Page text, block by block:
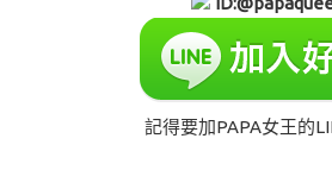
記得要加PAPA女王的